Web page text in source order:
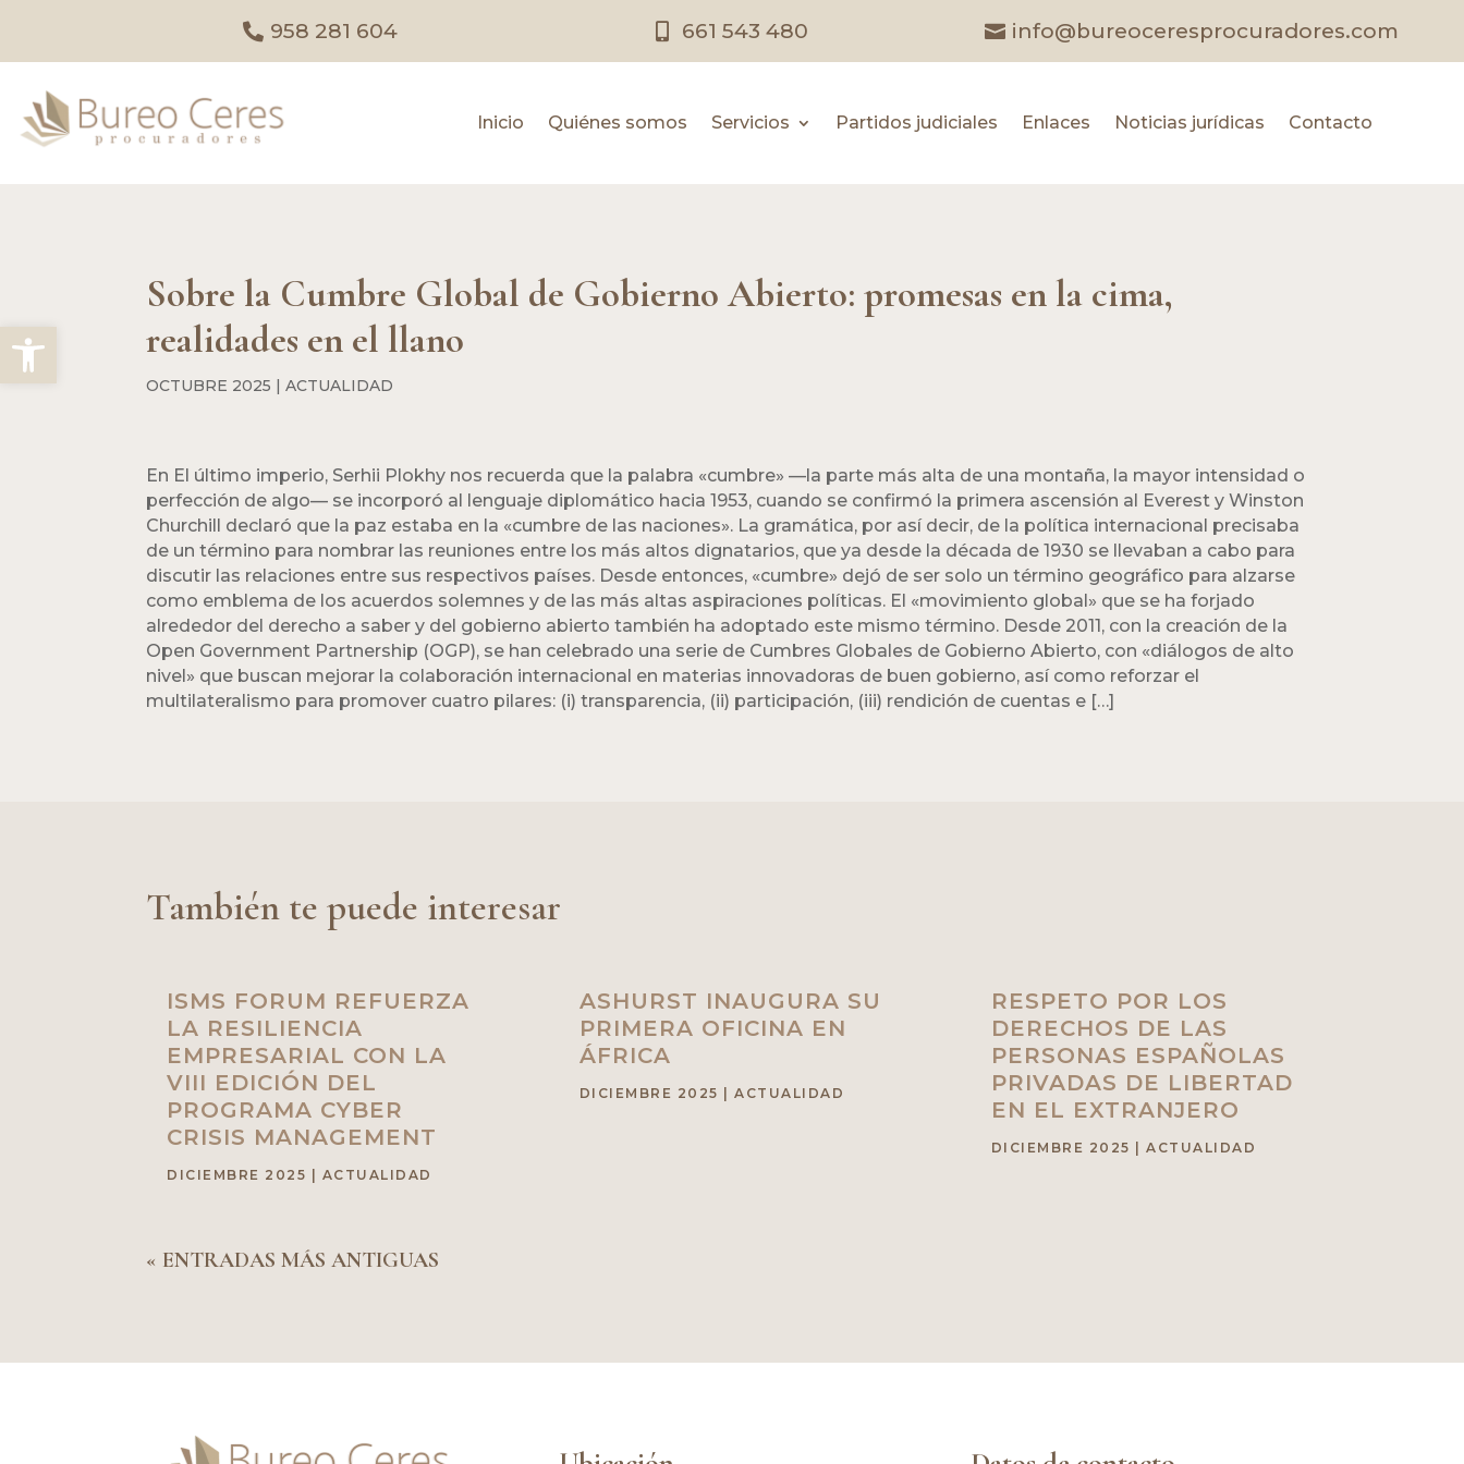
Abrir barra de herramientas
958 281 604 661 543 480 info@bureoceresprocuradores.com
Inicio Quiénes somos Servicios Partidos judiciales Enlaces Noticias jurídicas Contacto
Sobre la Cumbre Global de Gobierno Abierto: promesas en la cima,
realidades en el llano
OCTUBRE 2025 |ACTUALIDAD
En El último imperio, Serhii Plokhy nos recuerda que la palabra «cumbre» —la parte más alta de una montaña, la mayor intensidad o
perfección de algo— se incorporó al lenguaje diplomático hacia 1953, cuando se confirmó la primera ascensión al Everest y Winston
Churchill declaró que la paz estaba en la «cumbre de las naciones». La gramática, por así decir, de la política internacional precisaba
de un término para nombrar las reuniones entre los más altos dignatarios, que ya desde la década de 1930 se llevaban a cabo para
discutir las relaciones entre sus respectivos países. Desde entonces, «cumbre» dejó de ser solo un término geográfico para alzarse
como emblema de los acuerdos solemnes y de las más altas aspiraciones políticas. El «movimiento global» que se ha forjado
alrededor del derecho a saber y del gobierno abierto también ha adoptado este mismo término. Desde 2011, con la creación de la
Open Government Partnership (OGP), se han celebrado una serie de Cumbres Globales de Gobierno Abierto, con «diálogos de alto
nivel» que buscan mejorar la colaboración internacional en materias innovadoras de buen gobierno, así como reforzar el
multilateralismo para promover cuatro pilares: (i) transparencia, (ii) participación, (iii) rendición de cuentas e […]
También te puede interesar
ISMS FORUM REFUERZA
LA RESILIENCIA
EMPRESARIAL CON LA
VIII EDICIÓN DEL
PROGRAMA CYBER
CRISIS MANAGEMENT
DICIEMBRE 2025 ACTUALIDAD
ASHURST INAUGURA SU
PRIMERA OFICINA EN
ÁFRICA
DICIEMBRE 2025 ACTUALIDAD
RESPETO POR LOS
DERECHOS DE LAS
PERSONAS ESPAÑOLAS
PRIVADAS DE LIBERTAD
EN EL EXTRANJERO
DICIEMBRE 2025 |ACTUALIDAD
« ENTRADAS MÁS ANTIGUAS